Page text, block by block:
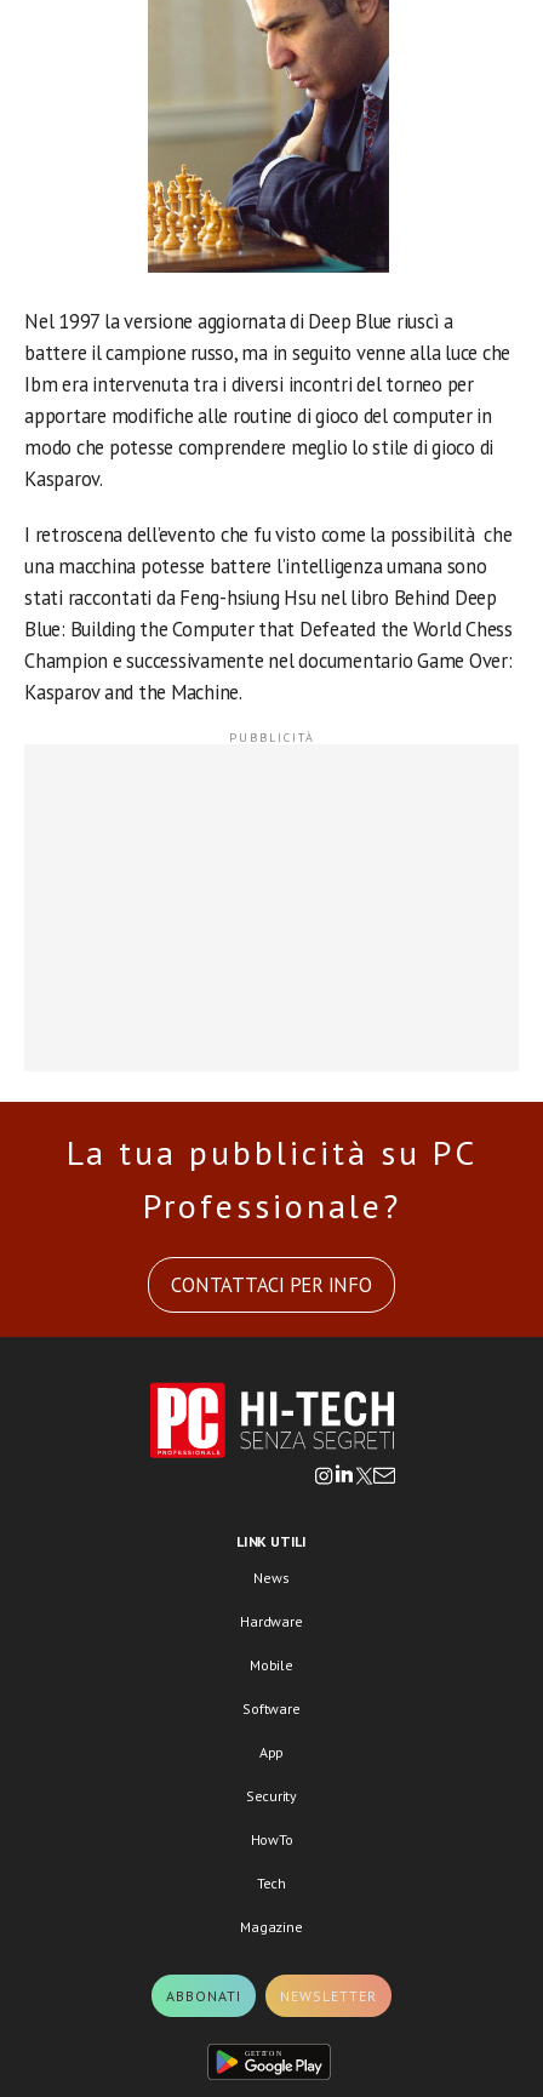
Nel 1997 la versione aggiornata di Deep Blue riuscì a
battere il campione russo, ma in seguito venne alla luce che
Ibm era intervenuta tra i diversi incontri del torneo per
apportare modifiche alle routine di gioco del computer in
modo che potesse comprendere meglio lo stile di gioco di
Kasparov.
I retroscena dell’evento che fu visto come la possibilità che
una macchina potesse battere l’intelligenza umana sono
stati raccontati da Feng-hsiung Hsu nel libro Behind Deep
Blue: Building the Computer that Defeated the World Chess
Champion e successivamente nel documentario Game Over:
Kasparov and the Machine.
La tua pubblicità su PC
Professionale?
CONTATTACI PER INFO
LINK UTILI
News
Hardware
Mobile
Software
App
Security
HowTo
Tech
Magazine
ABBONATI NEWSLETTER